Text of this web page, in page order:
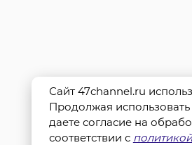
Сайт 47channel.ru
Продолжая использовать
даете согласие на
соответствии с